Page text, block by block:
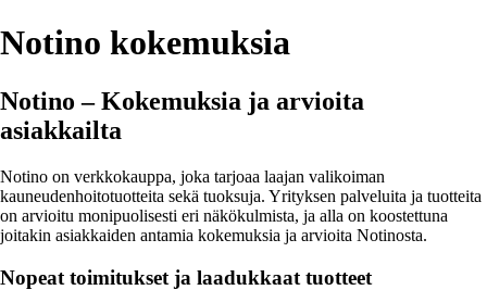
Notino kokemuksia
Notino – Kokemuksia ja arvioita
asiakkailta
Notino on verkkokauppa, joka tarjoaa laajan valikoiman
kauneudenhoitotuotteita sekä tuoksuja. Yrityksen palveluita ja tuotteita
on arvioitu monipuolisesti eri näkökulmista, ja alla on koostettuna
joitakin asiakkaiden antamia kokemuksia ja arvioita Notinosta.
Nopeat toimitukset ja laadukkaat tuotteet